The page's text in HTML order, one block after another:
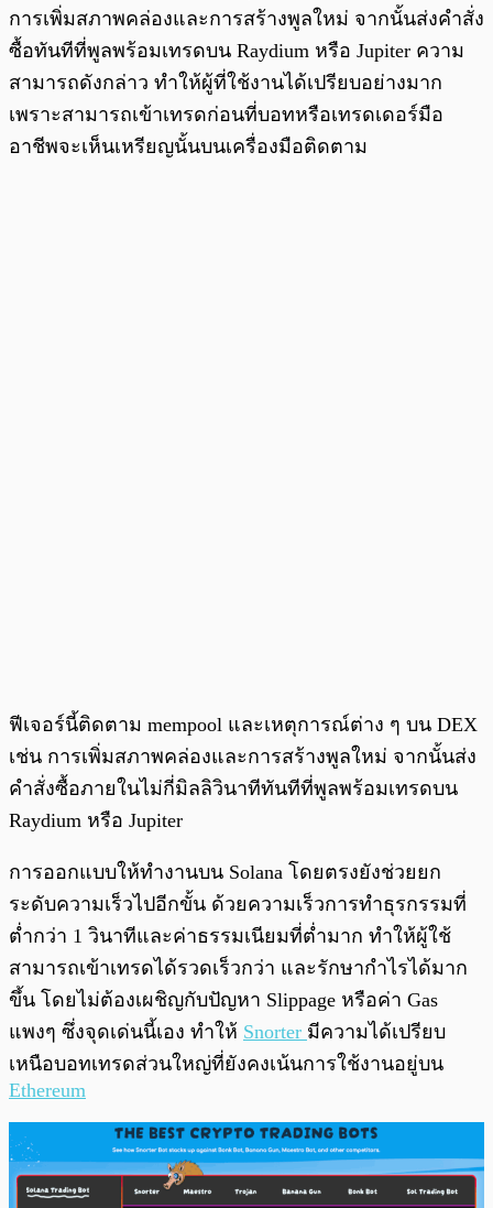
การเพิ่มสภาพคล่องและการสร้างพูลใหม่ จากนั้นส่งคำสั่ง
ซื้อทันทีที่พูลพร้อมเทรดบน Raydium หรือ Jupiter ความ
สามารถดังกล่าว ทำให้ผู้ที่ใช้งานได้เปรียบอย่างมาก
เพราะสามารถเข้าเทรดก่อนที่บอทหรือเทรดเดอร์มือ
อาชีพจะเห็นเหรียญนั้นบนเครื่องมือติดตาม
ฟีเจอร์นี้ติดตาม mempool และเหตุการณ์ต่าง ๆ บน DEX
เช่น การเพิ่มสภาพคล่องและการสร้างพูลใหม่ จากนั้นส่ง
คำสั่งซื้อภายในไม่กี่มิลลิวินาทีทันทีที่พูลพร้อมเทรดบน
Raydium หรือ Jupiter
การออกแบบให้ทำงานบน Solana โดยตรงยังช่วยยก
ระดับความเร็วไปอีกขั้น ด้วยความเร็วการทำธุรกรรมที่
ต่ำกว่า 1 วินาทีและค่าธรรมเนียมที่ต่ำมาก ทำให้ผู้ใช้
สามารถเข้าเทรดได้รวดเร็วกว่า และรักษากำไรได้มาก
ขึ้น โดยไม่ต้องเผชิญกับปัญหา Slippage หรือค่า Gas
แพงๆ ซึ่งจุดเด่นนี้เอง ทำให้ Snorter มีความได้เปรียบ
เหนือบอทเทรดส่วนใหญ่ที่ยังคงเน้นการใช้งานอยู่บน
Ethereum